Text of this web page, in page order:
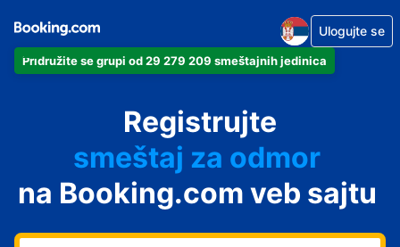
Pridružite se grupi od 29 279 209 smeštajnih jedinica
Ulogujte se
Registrujte
apartman
hotel
smeštaj za odmor
pansion
hostel
na Booking.com veb sajtu